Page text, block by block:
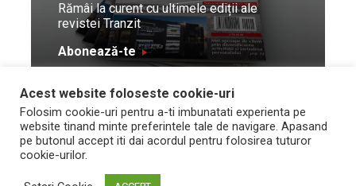
Rămâi la curent cu ultimele ediții ale
revistei Tranzit
Abonează-te
© Toate drepturile
rezervate Trafic Media
2026
Design by
and development byNeo
Vision Technologies
Acest website foloseste cookie-uri
Folosim cookie-uri pentru a-ti imbunatati experienta pe
website tinand minte preferintele tale de navigare. Apasand
pe butonul accept iti dai acordul pentru folosirea tuturor
cookie-urilor.